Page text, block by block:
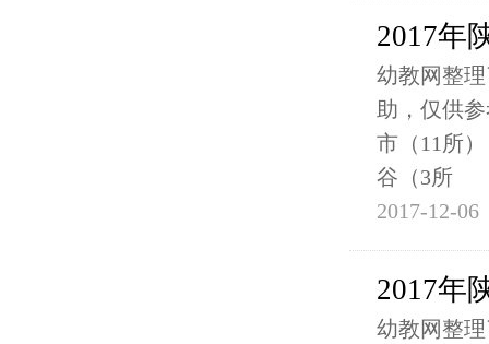
2017年
幼教网整
助，仅供
市（11所
谷（3所
2017-12-06
2017年
幼教网整